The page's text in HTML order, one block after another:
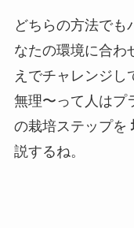
どちらの方法でも
なたの環境に合わ
えでチャレンジし
無理〜って人はプ
の栽培ステップを
説するね。